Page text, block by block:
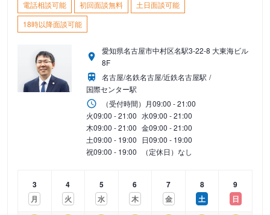
電話相談可能 初回面談無料
土日面談可能
18時以降面談可能
愛知県名古屋市中村区名駅3-22-8 大東海ビル
8F
名古屋/名鉄名古屋/近鉄名古屋駅
国際センター駅
（受付時間） 月09:00 - 21:00
火09:00 - 21:00 水09:00 - 21:00
木09:00 - 21:00 金09:00 - 21:00
土09:00 - 19:00 日09:00 - 19:00
祝09:00 - 19:00 （定休日）なし
3
月
4
火
5
水
6
木
7
金
8
土
9
日